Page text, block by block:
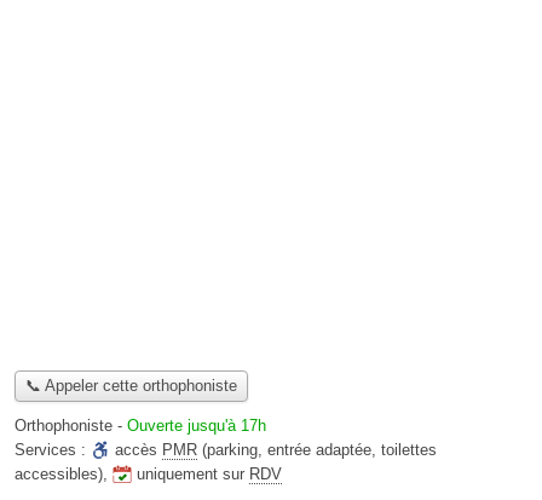
📞 Appeler cette orthophoniste
Orthophoniste - Ouverte jusqu'à 17h
Services :
accès PMR (parking, entrée adaptée, toilettes
accessibles), uniquement sur RDV